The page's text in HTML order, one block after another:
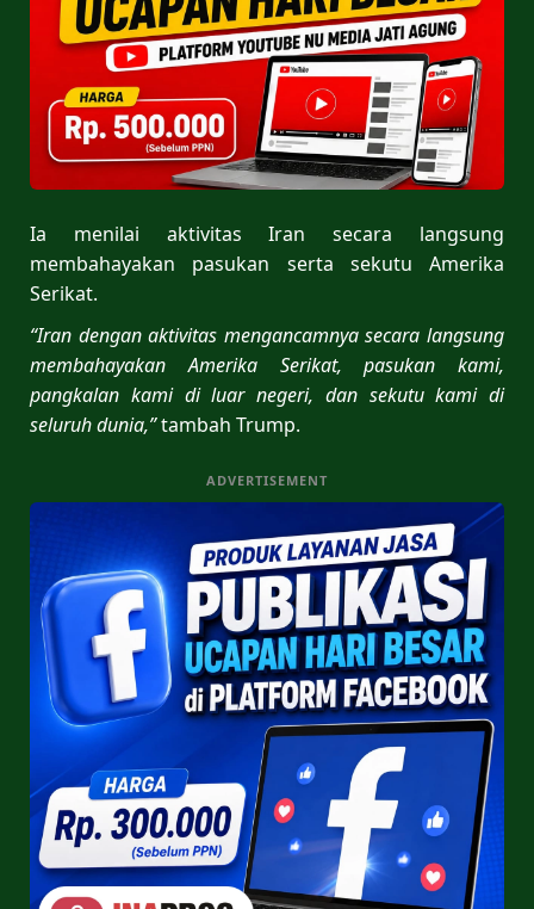
Ia menilai aktivitas Iran secara langsung
membahayakan pasukan serta sekutu Amerika
Serikat.
“Iran dengan aktivitas mengancamnya secara langsung
membahayakan Amerika Serikat, pasukan kami,
pangkalan kami di luar negeri, dan sekutu kami di
seluruh dunia,”tambah Trump.
ADVERTISEMENT